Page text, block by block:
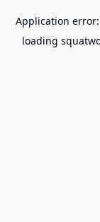
Application
loading